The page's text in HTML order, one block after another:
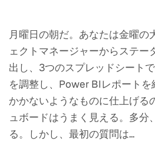
月曜日の朝だ。あなたは金曜の
ェクトマネージャーからステー
出し、3つのスプレッドシート
を調整し、Power BIレポート
かかないようなものに仕上げる
ュボードはうまく見える。多分
る。しかし、最初の質問は...